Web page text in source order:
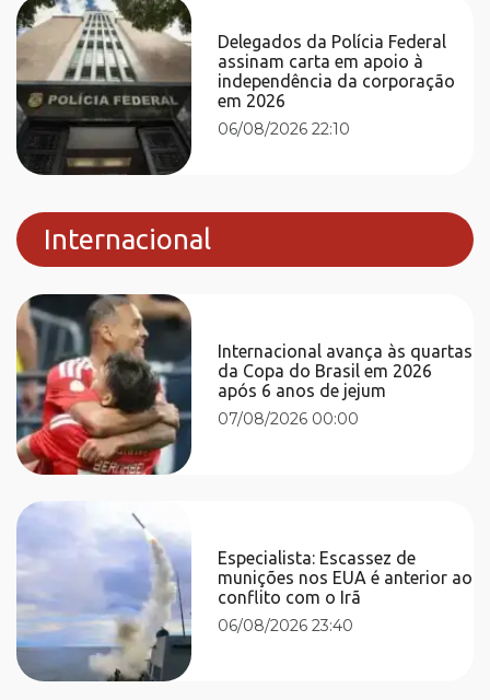
Delegados da Polícia Federal
assinam carta em apoio à
independência da corporação
em 2026
06/08/2026 22:10
Internacional
Internacional avança às quartas
da Copa do Brasil em 2026
após 6 anos de jejum
07/08/2026 00:00
Especialista: Escassez de
munições nos EUA é anterior ao
conflito com o Irã
06/08/2026 23:40